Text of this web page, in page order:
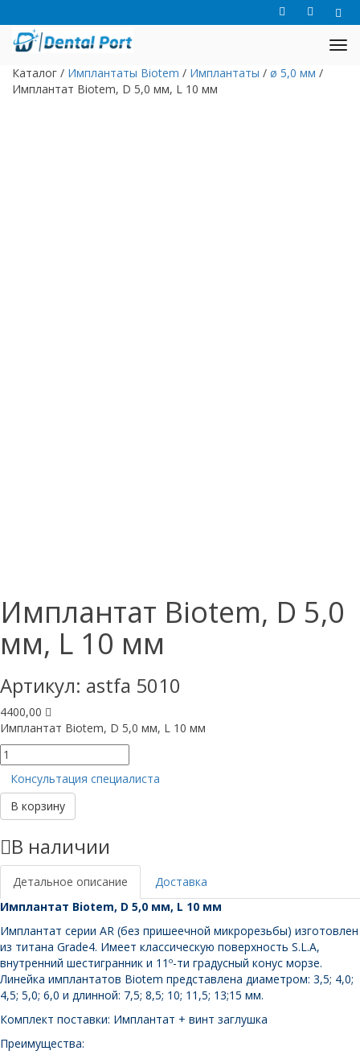
Каталог / Имплантаты Biotem / Имплантаты / ø 5,0 мм /
Имплантат Biotem, D 5,0 мм, L 10 мм
Имплантат Biotem, D 5,0
мм, L 10 мм
Артикул: astfa 5010
4400,00
Имплантат Biotem, D 5,0 мм, L 10 мм
Количество
товара
Имплантат
Biotem,
D
мм,
L
мм
Консультация специалиста
В корзину
В наличии
Детальное описание
Доставка
Имплантат Biotem, D 5,0 мм, L 10 мм
Имплантат серии AR (без пришеечной микрорезьбы) изготовлен
из титана Grade4. Имеет классическую поверхность S.L.A,
внутренний шестигранник и 11º-ти градусный конус морзе.
Линейка имплантатов Biotem представлена диаметром: 3,5; 4,0;
4,5; 5,0; 6,0 и длинной: 7,5; 8,5; 10; 11,5; 13;15 мм.
Комплект поставки: Имплантат + винт заглушка
Преимущества: